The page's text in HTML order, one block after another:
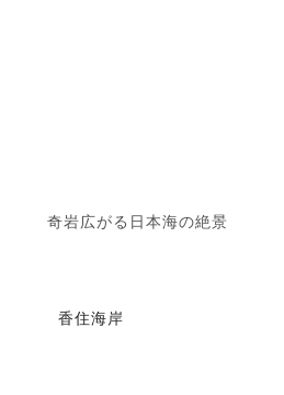
奇岩広がる日本海の絶景
香住海岸